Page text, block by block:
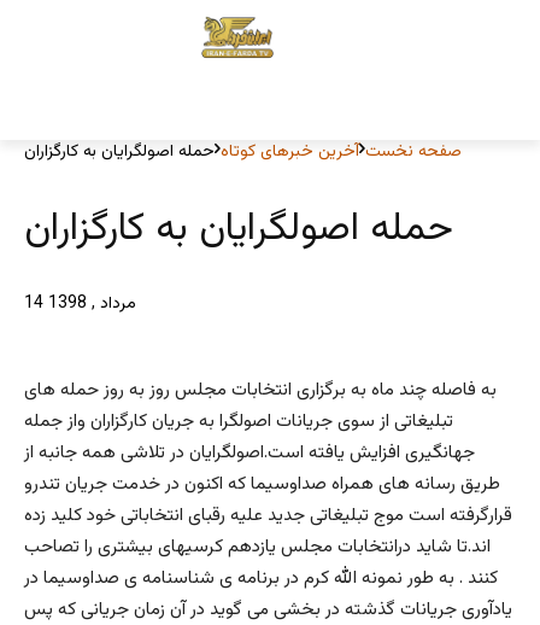
صفحه نخست آخرین خبرهای کوتاه حمله اصولگرایان به کارگزاران
حمله اصولگرایان به کارگزاران
14 مرداد , 1398
به فاصله چند ماه به برگزاری انتخابات مجلس روز به روز حمله های
تبلیغاتی از سوی جریانات اصولگرا به جریان كارگزاران واز جمله
جهانگيرى افزایش یافته است.اصولگرايان در تلاشى همه جانبه از
طريق رسانه هاى همراه صداوسيما که اکنون در خدمت جریان تندرو
قرارگرفته است موج تبلیغاتی جدید علیه رقبای انتخاباتی خود کلید زده
اند.تا شايد درانتخابات مجلس يازدهم کرسیهای بیشتری را تصاحب
کنند . به طور نمونه الله كرم در برنامه ى شناسنامه ى صداوسيما در
يادآورى جريانات گذشته در بخشى مى گويد در آن زمان جريانى كه پس